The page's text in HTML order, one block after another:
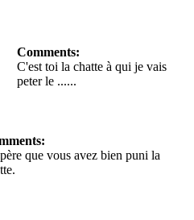
Comments:
C'est toi la chatte à qui je vais
peter le ......
que vous avez bien puni la